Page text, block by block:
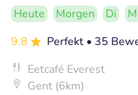
Heute Morgen Di
9.8
Perfekt • 35
Eetcafé Everest
Gent (6km)